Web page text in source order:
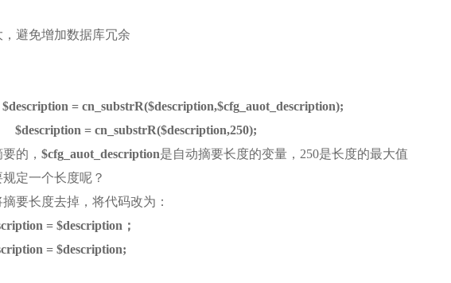
避免增加数据库冗余
$description = cn_substrR($description,$cfg_auot_description);
$description = cn_substrR($description,250);
的， $cfg_auot_description是自动摘要长度的变量，250是长度的最大值
定一个长度呢？
要长度去掉，将代码改为：
= $description；
= $description;